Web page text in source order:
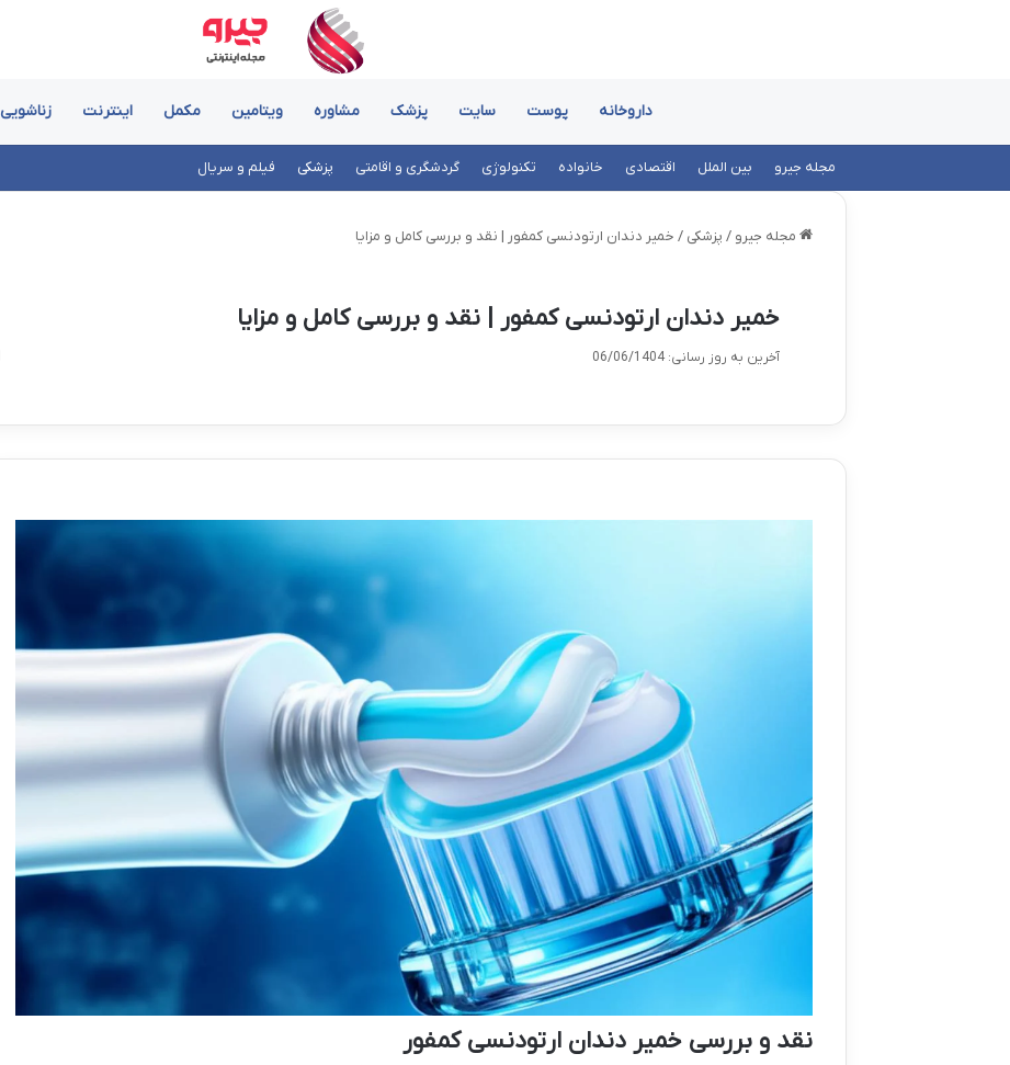
داروخانه پوست سایت پزشک مشاوره ویتامین مکمل اینترنت زناشویی
مجله جیرو بین الملل اقتصادی خانواده تکنولوژی گردشگری و اقامتی پزشکی فیلم و سریال
مجله جیرو / پزشکی / خمیر دندان ارتودنسی کمفور | نقد و بررسی کامل و مزایا
خمیر دندان ارتودنسی کمفور | نقد و بررسی کامل و مزایا
آخرین به روز رسانی: 06/06/1404
نقد و بررسی خمیر دندان ارتودنسی کمفور